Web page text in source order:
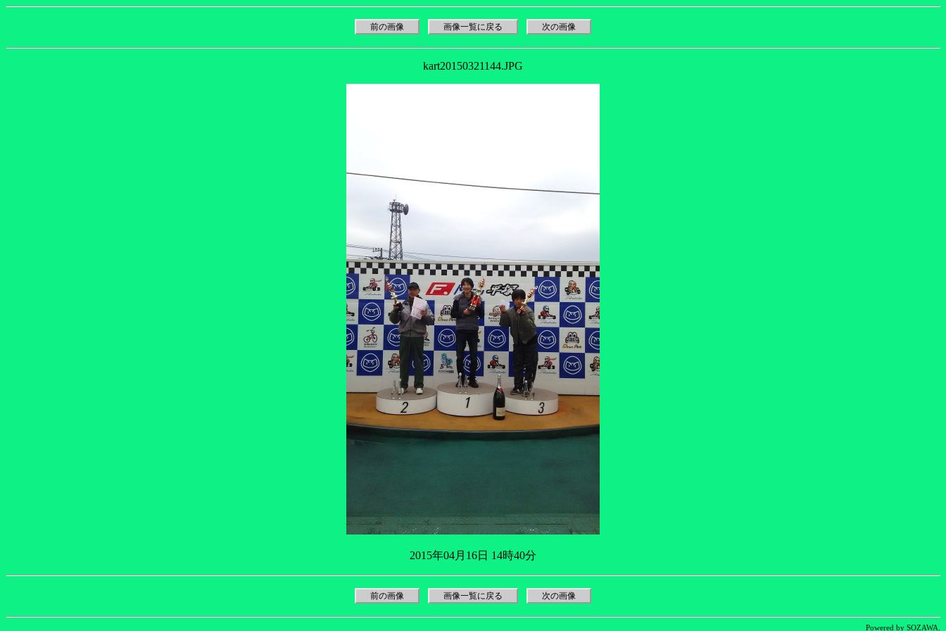
前の画像 画像一覧に戻る 次の画像
kart20150321144.JPG
2015年04月16日 14時40分
前の画像 画像一覧に戻る 次の画像
Powered by SOZAWA.